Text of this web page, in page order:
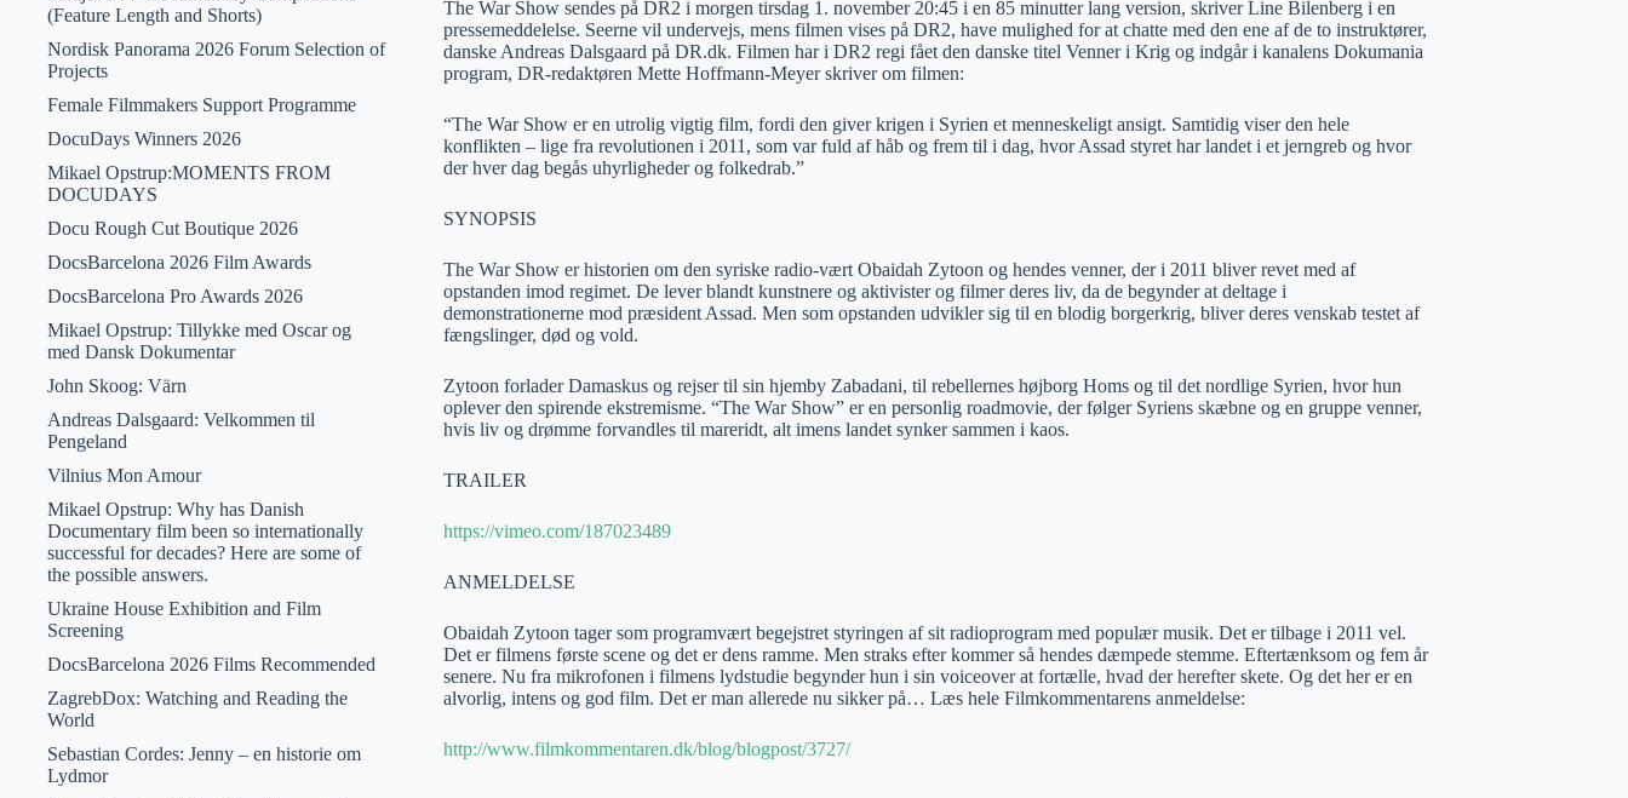
The War Show sendes på DR2 i morgen tirsdag 1. november 20:45 i en 85 minutter lang version, skriver Line Bilenberg i en
pressemeddelelse. Seerne vil undervejs, mens filmen vises på DR2, have mulighed for at chatte med den ene af de to instruktører,
danske Andreas Dalsgaard på DR.dk. Filmen har i DR2 regi fået den danske titel Venner i Krig og indgår i kanalens Dokumania
program, DR-redaktøren Mette Hoffmann-Meyer skriver om filmen:
“The War Show er en utrolig vigtig film, fordi den giver krigen i Syrien et menneskeligt ansigt. Samtidig viser den hele
konflikten – lige fra revolutionen i 2011, som var fuld af håb og frem til i dag, hvor Assad styret har landet i et jerngreb og hvor
der hver dag begås uhyrligheder og folkedrab.”
SYNOPSIS
The War Show er historien om den syriske radio-vært Obaidah Zytoon og hendes venner, der i 2011 bliver revet med af
opstanden imod regimet. De lever blandt kunstnere og aktivister og filmer deres liv, da de begynder at deltage i
demonstrationerne mod præsident Assad. Men som opstanden udvikler sig til en blodig borgerkrig, bliver deres venskab testet af
fængslinger, død og vold.
Zytoon forlader Damaskus og rejser til sin hjemby Zabadani, til rebellernes højborg Homs og til det nordlige Syrien, hvor hun
oplever den spirende ekstremisme. “The War Show” er en personlig roadmovie, der følger Syriens skæbne og en gruppe venner,
hvis liv og drømme forvandles til mareridt, alt imens landet synker sammen i kaos.
TRAILER
https://vimeo.com/187023489
ANMELDELSE
Obaidah Zytoon tager som programvært begejstret styringen af sit radioprogram med populær musik. Det er tilbage i 2011 vel.
Det er filmens første scene og det er dens ramme. Men straks efter kommer så hendes dæmpede stemme. Eftertænksom og fem år
senere. Nu fra mikrofonen i filmens lydstudie begynder hun i sin voiceover at fortælle, hvad der herefter skete. Og det her er en
alvorlig, intens og god film. Det er man allerede nu sikker på… Læs hele Filmkommentarens anmeldelse:
http://www.filmkommentaren.dk/blog/blogpost/3727/
(Feature Length and Shorts)
Nordisk Panorama 2026 Forum Selection of
Projects
Female Filmmakers Support Programme
DocuDays Winners 2026
Mikael Opstrup:MOMENTS FROM
DOCUDAYS
Docu Rough Cut Boutique 2026
DocsBarcelona 2026 Film Awards
DocsBarcelona Pro Awards 2026
Mikael Opstrup: Tillykke med Oscar og
med Dansk Dokumentar
John Skoog: Värn
Andreas Dalsgaard: Velkommen til
Pengeland
Vilnius Mon Amour
Mikael Opstrup: Why has Danish
Documentary film been so internationally
successful for decades? Here are some of
the possible answers.
Ukraine House Exhibition and Film
Screening
DocsBarcelona 2026 Films Recommended
ZagrebDox: Watching and Reading the
World
Sebastian Cordes: Jenny – en historie om
Lydmor